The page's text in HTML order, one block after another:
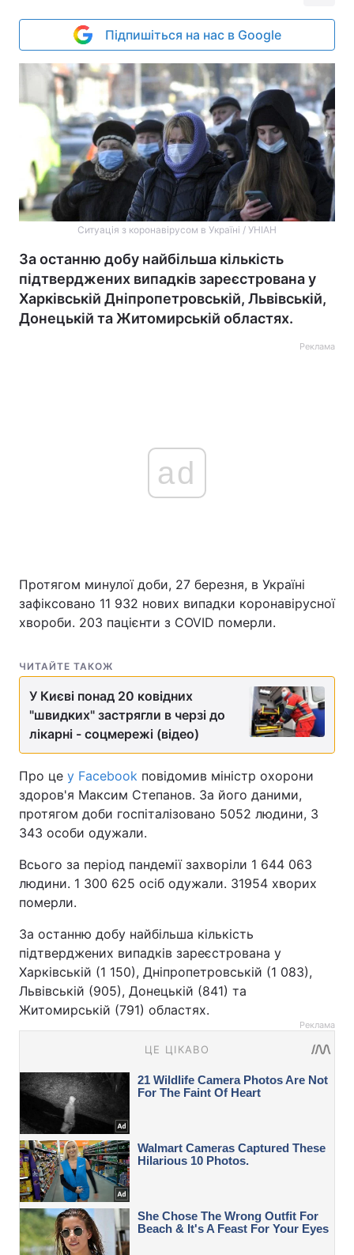
Підпишіться на нас в Google
Ситуація з коронавірусом в Україні / УНІАН
За останню добу найбільша кількість
підтверджених випадків зареєстрована у
Харківській Дніпропетровській, Львівській,
Донецькій та Житомирській областях.
Реклама
ad
Протягом минулої доби, 27 березня, в Україні
зафіксовано 11 932 нових випадки коронавірусної
хвороби. 203 пацієнти з COVID померли.
ЧИТАЙТЕ ТАКОЖ
У Києві понад 20 ковідних
"швидких" застрягли в черзі до
лікарні - соцмережі (відео)
Про це у Facebook повідомив міністр охорони
здоров'я Максим Степанов. За його даними,
протягом доби госпіталізовано 5052 людини, 3
343 особи одужали.
Всього за період пандемії захворіли 1 644 063
людини. 1 300 625 осіб одужали. 31954 хворих
померли.
За останню добу найбільша кількість
підтверджених випадків зареєстрована у
Харківській (1 150), Дніпропетровській (1 083),
Львівській (905), Донецькій (841) та
Житомирській (791) областях.
Реклама